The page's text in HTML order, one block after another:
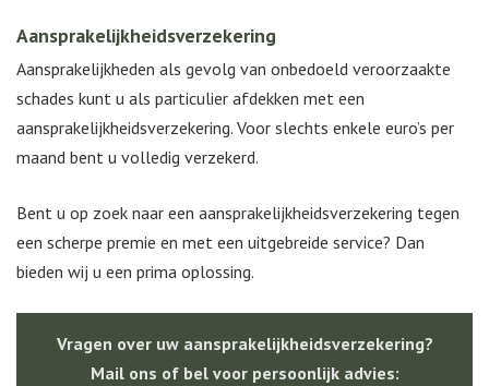
Aansprakelijkheidsverzekering
Aansprakelijkheden als gevolg van onbedoeld veroorzaakte
schades kunt u als particulier afdekken met een
aansprakelijkheidsverzekering. Voor slechts enkele euro’s per
maand bent u volledig verzekerd.
Bent u op zoek naar een aansprakelijkheidsverzekering tegen
een scherpe premie en met een uitgebreide service? Dan
bieden wij u een prima oplossing.
Vragen over uw aansprakelijkheidsverzekering?
Mail ons of bel voor persoonlijk advies: